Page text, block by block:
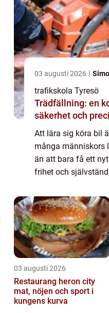
03 augusti 2026
trafikskola Tyresö
Trädfällning: en
säkerhet och
Att lära sig köra bil
många människors
än att bara få ett
frihet och
03 augusti 2026
Restaurang heron city
mat, nöjen och sport i
kungens kurva